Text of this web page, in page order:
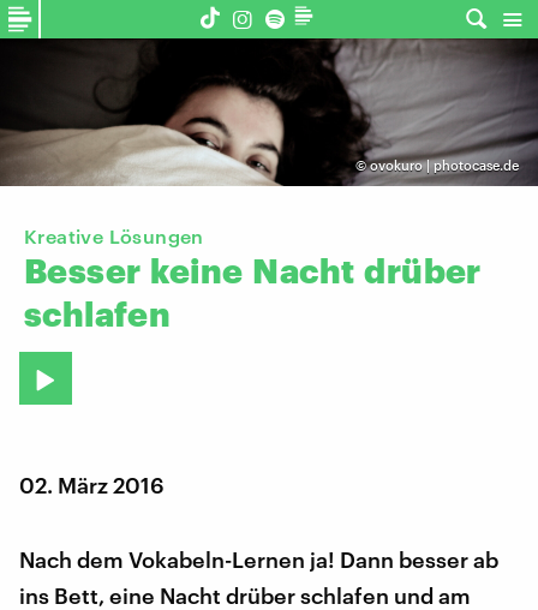
©ovokuro | photocase.de
Kreative Lösungen
Besser keine Nacht drüber
schlafen
02. März 2016
Nach dem Vokabeln-Lernen ja! Dann besser ab
ins Bett, eine Nacht drüber schlafen und am